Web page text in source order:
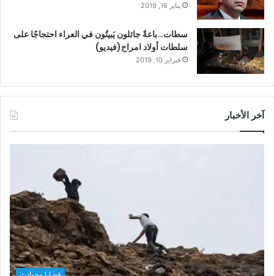
يناير 16, 2019
سطات…باعةٌ جائلون يَبيتُون في العراء احتجاجًا على
سلطات أولاد امراح(فيديو)
فبراير 10, 2019
آخر الأخبار